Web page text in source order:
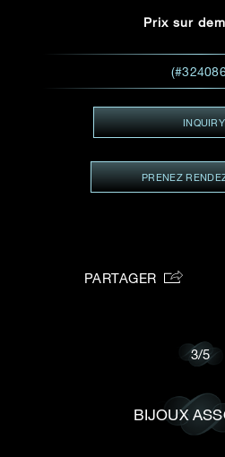
Prix sur
INQUIRY
PRENEZ
PARTAGER
3/5
BIJOUX
VOTRE DEMANDE
Je souhaite recevoir des mises